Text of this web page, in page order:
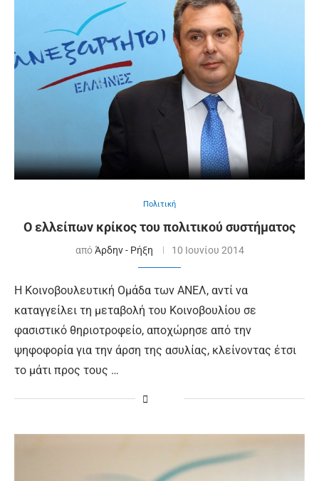
Πολιτική
O ελλείπων κρίκος του πολιτικού συστήματος
απόΆρδην - Ρήξη 10 Ιουνίου 2014
Η Κοινοβουλευτική Ομάδα των ΑΝΕΛ, αντί να
καταγγείλει τη μεταβολή του Κοινοβουλίου σε
φασιστικό θηριοτροφείο, αποχώρησε από την
ψηφοφορία για την άρση της ασυλίας, κλείνοντας έτσι
το μάτι προς τους …